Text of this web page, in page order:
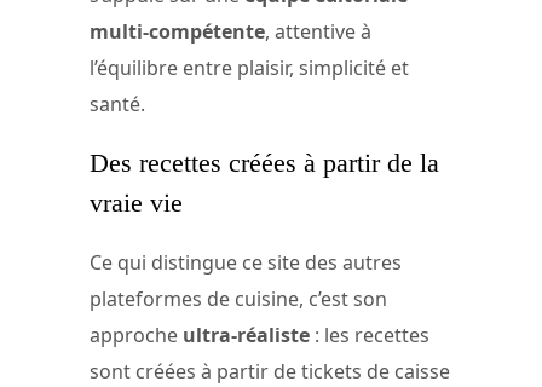
multi-compétente, attentive à
l’équilibre entre plaisir, simplicité et
santé.
Des recettes créées à partir de la
vraie vie
Ce qui distingue ce site des autres
plateformes de cuisine, c’est son
approche ultra-réaliste : les recettes
sont créées à partir de tickets de caisse